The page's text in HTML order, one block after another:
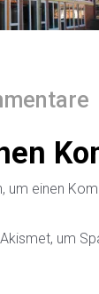
um einen
um